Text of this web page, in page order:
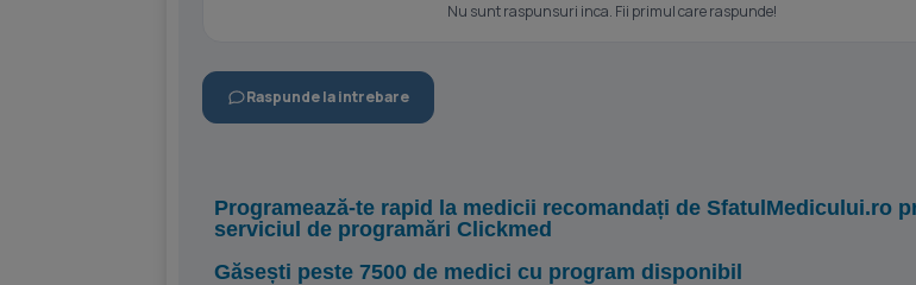
Nu sunt raspunsuri inca. Fii primul care raspunde!
Raspunde la intrebare
Programează-te rapid la medicii recomandați de SfatulMedicului.ro
serviciul de programări Clickmed
Găsești peste 7500 de medici cu program disponibil